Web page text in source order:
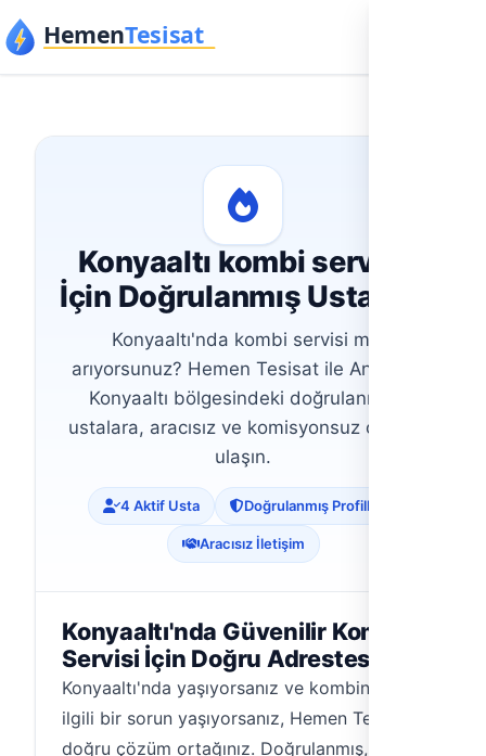
İçeriğe geç
Konyaaltı kombi servisi
İçin Doğrulanmış Usta Bul
Konyaaltı'nda kombi servisi mi
arıyorsunuz? Hemen Tesisat ile Antalya
Konyaaltı bölgesindeki doğrulanmış
ustalara, aracısız ve komisyonsuz olarak
ulaşın.
4 Aktif Usta Doğrulanmış Profiller
Aracısız İletişim
Konyaaltı'nda Güvenilir Kombi
Servisi İçin Doğru Adrestesiniz
Konyaaltı'nda yaşıyorsanız ve kombinizle
ilgili bir sorun yaşıyorsanız, Hemen Tesisat
doğru çözüm ortağınız. Doğrulanmış,